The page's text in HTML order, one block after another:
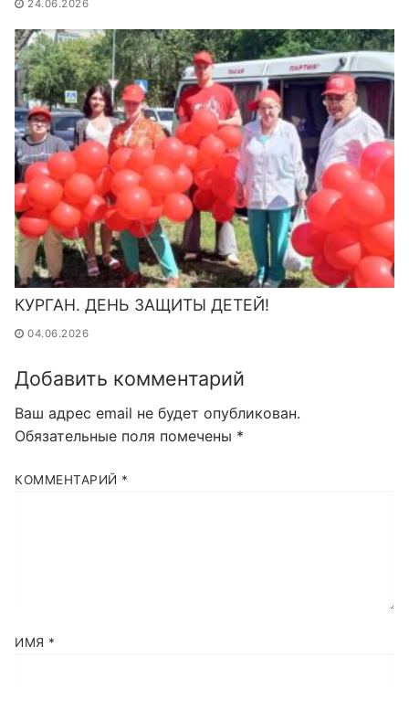
24.06.2026
КУРГАН. ДЕНЬ ЗАЩИТЫ ДЕТЕЙ!
04.06.2026
Добавить комментарий
Ваш адрес email не будет опубликован.
Обязательные поля помечены *
КОММЕНТАРИЙ *
ИМЯ *